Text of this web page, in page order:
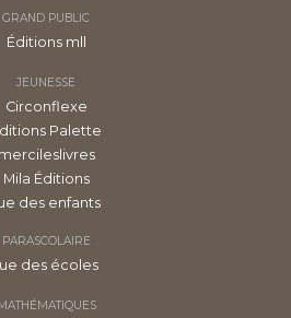
GRAND PUBLIC
Éditions mll
JEUNESSE
Circonflexe
Palette
mercileslivres
Mila Éditions
des enfants
PARASCOLAIRE
des écoles